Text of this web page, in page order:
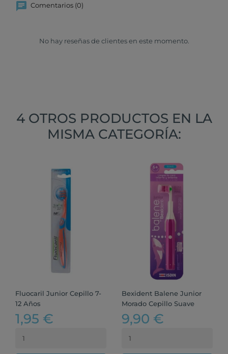
Comentarios (0)
No hay reseñas de clientes en este momento.
4 OTROS PRODUCTOS EN LA
MISMA CATEGORÍA:
Fluocaril Junior Cepillo 7-
12 Años
1,95 €
Bexident Balene Junior
Morado Cepillo Suave
9,90 €